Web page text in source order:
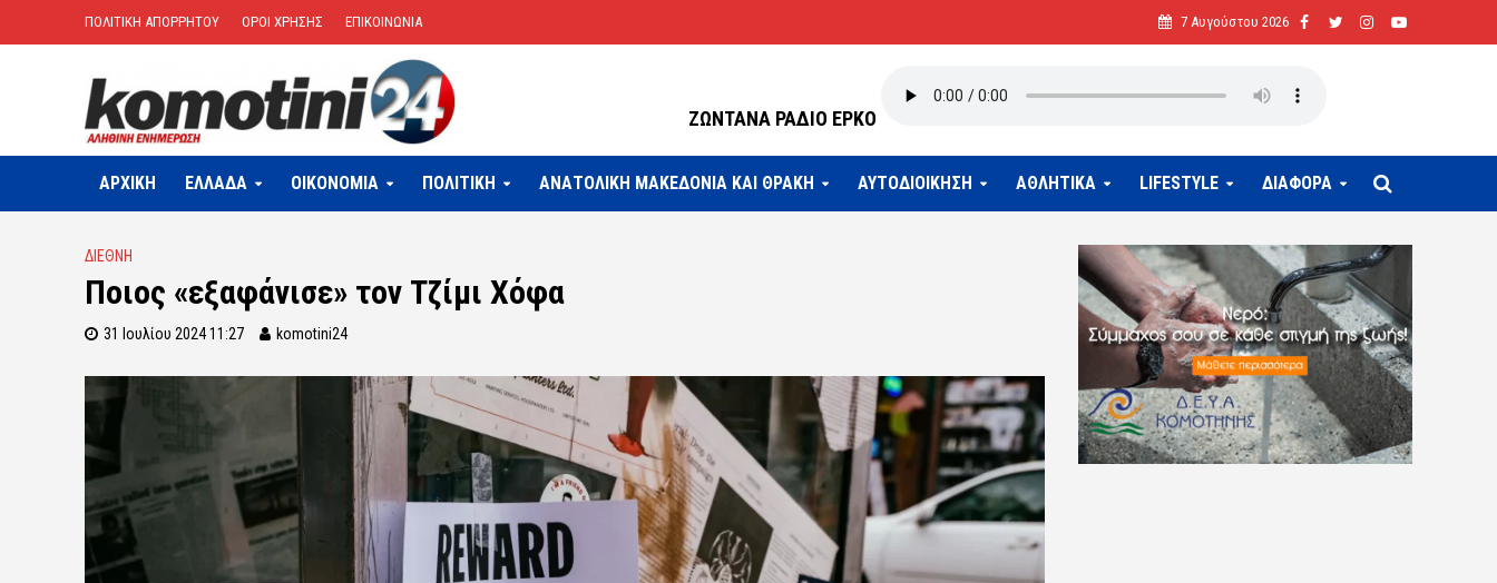
ΠΟΛΙΤΙΚΗ ΑΠΟΡΡΗΤΟΥ ΟΡΟΙ ΧΡΗΣΗΣ ΕΠΙΚΟΙΝΩΝΙΑ 7 Αυγούστου 2026
ΖΩΝΤΑΝΑ ΡΑΔΙΟ ΕΡΚΟ
ΑΡΧΙΚΗ ΕΛΛΑΔΑ OIKONOMIA ΠΟΛΙΤΙΚΗ ΑΝΑΤΟΛΙΚΗ ΜΑΚΕΔΟΝΙΑ ΚΑΙ ΘΡΑΚΗ ΑΥΤΟΔΙΟΙΚΗΣΗ ΑΘΛΗΤΙΚΑ LIFESTYLE ΔΙΑΦΟΡΑ
ΔΙΕΘΝΗ
Ποιος «εξαφάνισε» τον Τζίμι Χόφα
31 Ιουλίου 2024 11:27 komotini24